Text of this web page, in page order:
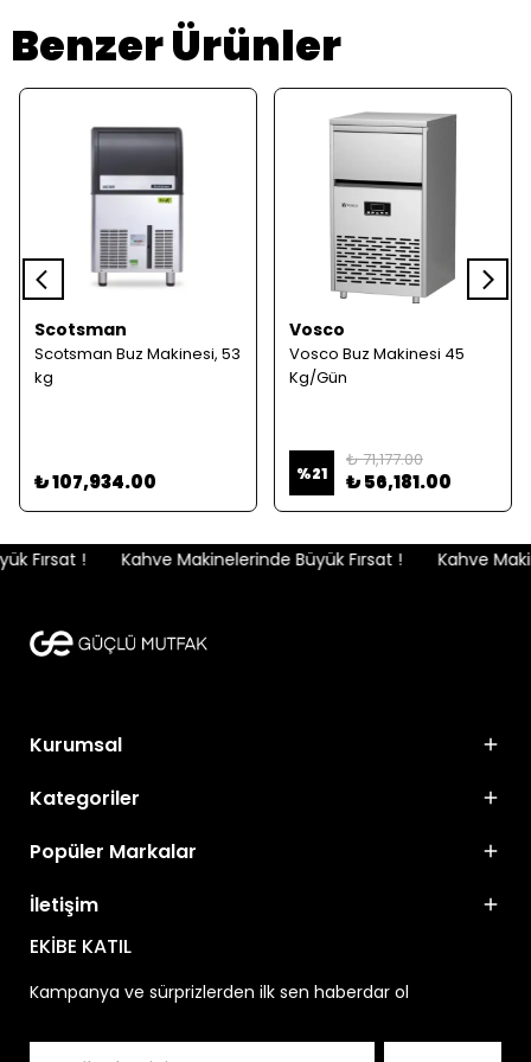
Benzer Ürünler
Scotsman
Scotsman Buz Makinesi, 53
kg
₺ 107,934.00
Vosco
Vosco Buz Makinesi 45
Kg/Gün
%21
₺ 71,177.00
₺ 56,181.00
Fırsat ! Kahve Makinelerinde Büyük Fırsat ! Kahve
Kurumsal
Kategoriler
Popüler Markalar
İletişim
EKİBE KATIL
Kampanya ve sürprizlerden ilk sen haberdar ol